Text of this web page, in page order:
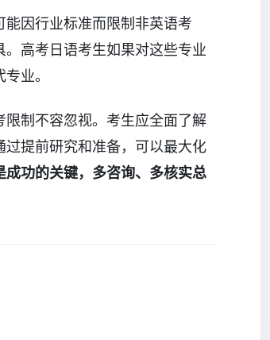
因行业标准而限制非英语考
高考日语考生如果对这些专业
业。
制不容忽视。考生应全面了解
提前研究和准备，可以最大化
成功的关键，多咨询、多核实总